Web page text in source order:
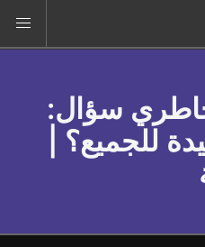
سؤال:
للجميع؟ |